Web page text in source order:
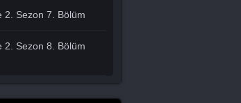
2. Sezon 7. Bölüm
2. Sezon 8. Bölüm